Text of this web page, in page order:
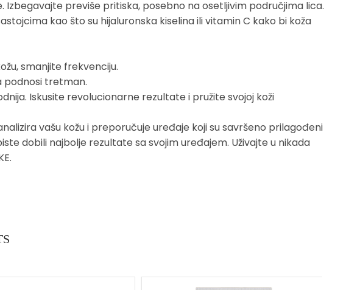
previše pritiska, posebno na osetljivim područjima lica.
kao što su hijaluronska kiselina ili vitamin C kako bi koža
smanjite frekvenciju.
podnosi tretman.
Iskusite revolucionarne rezultate i pružite svojoj koži
vašu kožu i preporučuje uređaje koji su savršeno prilagođeni
dobili najbolje rezultate sa svojim uređajem. Uživajte u nikada